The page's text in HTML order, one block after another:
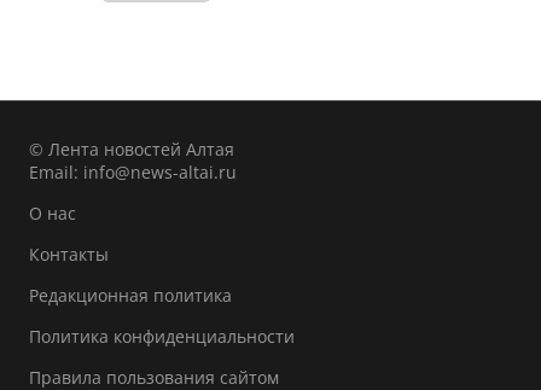
© Лента новостей Алтая
Email: info@news-altai.ru
О нас
Контакты
Редакционная политика
Политика конфиденциальности
Правила пользования сайтом